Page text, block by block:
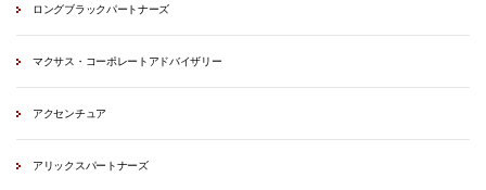
ロングブラックパートナーズ
マクサス・コーポレートアドバイザリー
アクセンチュア
アリックスパートナーズ